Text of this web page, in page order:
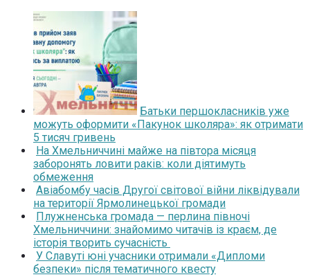
Батьки першокласників уже
можуть оформити «Пакунок школяра»: як отримати
5 тисяч гривень
На Хмельниччині майже на півтора місяця
заборонять ловити раків: коли діятимуть
обмеження
Авіабомбу часів Другої світової війни ліквідували
на території Ярмолинецької громади
Плужненська громада — перлина півночі
Хмельниччини: знайомимо читачів із краєм, де
історія творить сучасність
У Славуті юні учасники отримали «Дипломи
безпеки» після тематичного квесту